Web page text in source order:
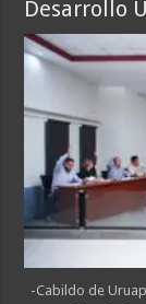
Desarrollo
-Cabildo de